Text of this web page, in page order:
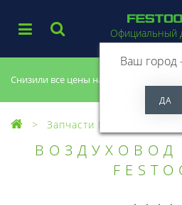
Снизили все цены на 20%, успей купить!
Официальный
Ваш
Запчасти Festool
ВОЗДУХОВОД